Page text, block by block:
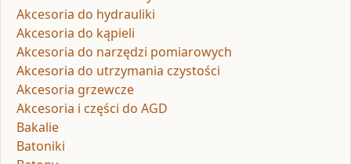
Akcesoria do hydrauliki
Akcesoria do kąpieli
Akcesoria do narzędzi pomiarowych
Akcesoria do utrzymania czystości
Akcesoria grzewcze
Akcesoria i części do AGD
Bakalie
Batoniki